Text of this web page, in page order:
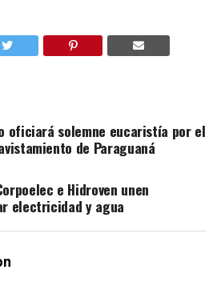
oficiará solemne eucaristía por el
de Paraguaná
e Hidroven unen
electricidad y agua